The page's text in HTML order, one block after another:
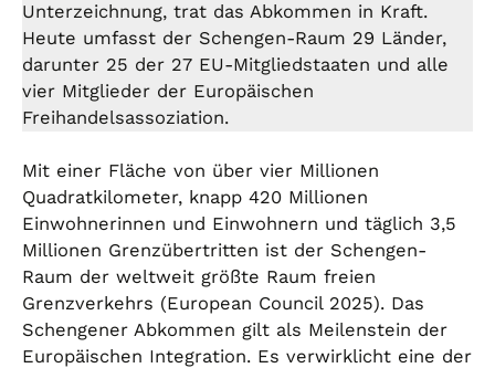
Unterzeichnung, trat das Abkommen in Kraft.
Heute umfasst der Schengen-Raum 29 Länder,
darunter 25 der 27 EU-Mitgliedstaaten und alle
vier Mitglieder der Europäischen
Freihandelsassoziation.
Mit einer Fläche von über vier Millionen
Quadratkilometer, knapp 420 Millionen
Einwohnerinnen und Einwohnern und täglich 3,5
Millionen Grenzübertritten ist der Schengen-
Raum der weltweit größte Raum freien
Grenzverkehrs (European Council 2025). Das
Schengener Abkommen gilt als Meilenstein der
Europäischen Integration. Es verwirklicht eine der